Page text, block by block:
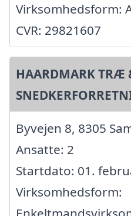
Virksomhedsform:
CVR: 29821607
HAARDMARK TRÆ
Byvejen 8, 8305
Ansatte: 2
Startdato: 01.
Virksomhedsform: